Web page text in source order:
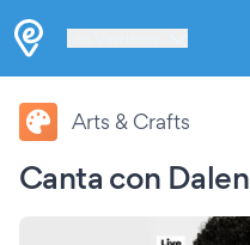
Canta con Dalen
Arts & Crafts